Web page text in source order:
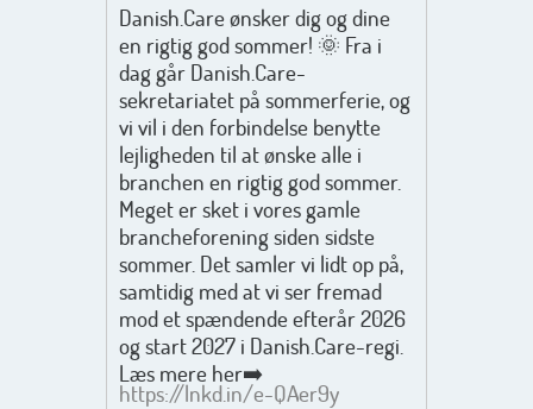
Danish.Care ønsker dig og dine
en rigtig god sommer! 🌞 Fra i
dag går Danish.Care-
sekretariatet på sommerferie, og
vi vil i den forbindelse benytte
lejligheden til at ønske alle i
branchen en rigtig god sommer.
Meget er sket i vores gamle
brancheforening siden sidste
sommer. Det samler vi lidt op på,
samtidig med at vi ser fremad
mod et spændende efterår 2026
og start 2027 i Danish.Care-regi.
Læs mere her➡️
https://lnkd.in/e-QAer9y